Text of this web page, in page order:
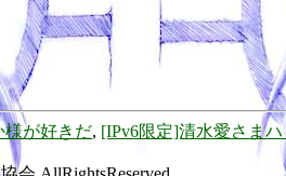
様が好きだ, [IPv6限定]清水愛さま